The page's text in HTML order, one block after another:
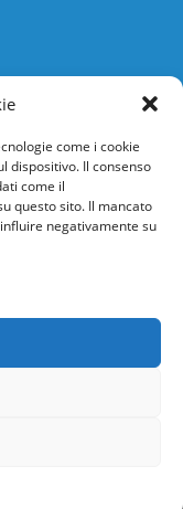
come i cookie
dispositivo. Il consenso
come il
questo sito. Il mancato
negativamente su